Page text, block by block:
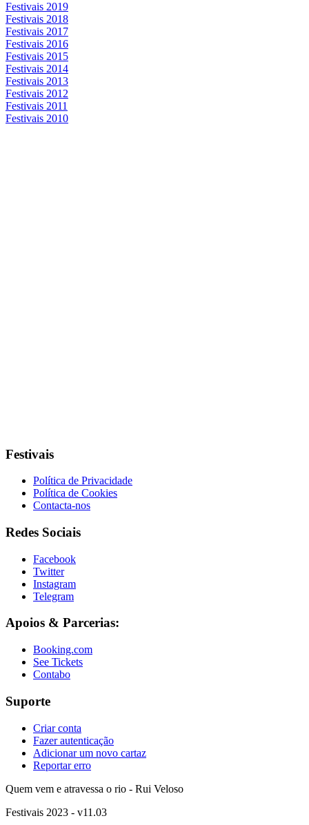
Festivais 2019
Festivais 2018
Festivais 2017
Festivais 2016
Festivais 2015
Festivais 2014
Festivais 2013
Festivais 2012
Festivais 2011
Festivais 2010
Festivais
Política de Privacidade
Política de Cookies
Contacta-nos
Redes Sociais
Facebook
Twitter
Instagram
Telegram
Apoios & Parcerias:
Booking.com
See Tickets
Contabo
Suporte
Criar conta
Fazer autenticação
Adicionar um novo cartaz
Reportar erro
Quem vem e atravessa o rio - Rui Veloso
Festivais 2023 - v11.03